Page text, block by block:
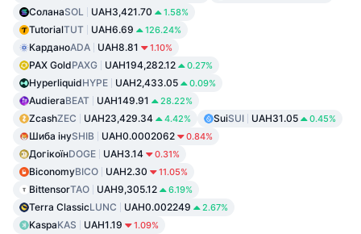
СоланаSOL UAH3,421.70 1.58%
TutorialTUT UAH6.69 126.24%
КарданоADA UAH8.81 1.10%
PAX GoldPAXG UAH194,282.12 0.27%
HyperliquidHYPE UAH2,433.05 0.09%
AudieraBEAT UAH149.91 28.22%
ZcashZEC UAH23,429.34 4.42% SuiSUI UAH31.05 0.45%
Шиба інуSHIB UAH0.0002062 0.84%
ДогікоїнDOGE UAH3.14 0.31%
BiconomyBICO UAH2.30 11.05%
BittensorTAO UAH9,305.12 6.19%
Terra ClassicLUNC UAH0.002249 2.67%
KaspaKAS UAH1.19 1.09%